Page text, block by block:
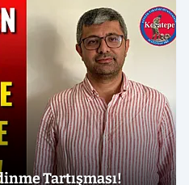
Tartışması!